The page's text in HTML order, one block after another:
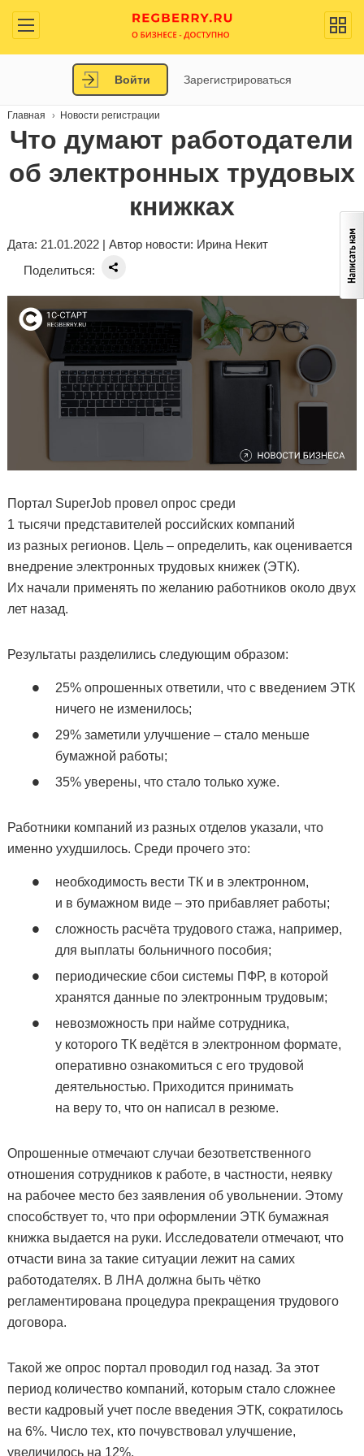
Войти Зарегистрироваться
Главная Новости регистрации
Что думают работодатели
об электронных трудовых
книжках
Дата: 21.01.2022 | Автор новости: Ирина Некит
Поделиться:
Портал SuperJob провел опрос среди
1 тысячи представителей российских компаний
из разных регионов. Цель – определить, как оценивается
внедрение электронных трудовых книжек (ЭТК).
Их начали применять по желанию работников около двух
лет назад.
Результаты разделились следующим образом:
25% опрошенных ответили, что с введением ЭТК
ничего не изменилось;
29% заметили улучшение – стало меньше
бумажной работы;
35% уверены, что стало только хуже.
Работники компаний из разных отделов указали, что
именно ухудшилось. Среди прочего это:
необходимость вести ТК и в электронном,
и в бумажном виде – это прибавляет работы;
сложность расчёта трудового стажа, например,
для выплаты больничного пособия;
периодические сбои системы ПФР, в которой
хранятся данные по электронным трудовым;
невозможность при найме сотрудника,
у которого ТК ведётся в электронном формате,
оперативно ознакомиться с его трудовой
деятельностью. Приходится принимать
на веру то, что он написал в резюме.
Опрошенные отмечают случаи безответственного
отношения сотрудников к работе, в частности, неявку
на рабочее место без заявления об увольнении. Этому
способствует то, что при оформлении ЭТК бумажная
книжка выдается на руки. Исследователи отмечают, что
отчасти вина за такие ситуации лежит на самих
работодателях. В ЛНА должна быть чётко
регламентирована процедура прекращения трудового
договора.
Такой же опрос портал проводил год назад. За этот
период количество компаний, которым стало сложнее
вести кадровый учет после введения ЭТК, сократилось
на 6%. Число тех, кто почувствовал улучшение,
увеличилось на 12%.